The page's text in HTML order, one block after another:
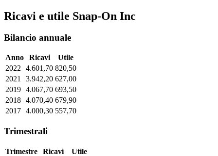
Ricavi e utile Snap-On Inc
Bilancio annuale
Anno Ricavi
Utile
2022
4.601,70 820,50
2021
3.942,20 627,00
2019 4.067,70 693,50
2018 4.070,40 679,90
2017 4.000,30 557,70
Trimestrali
Trimestre Ricavi
Utile